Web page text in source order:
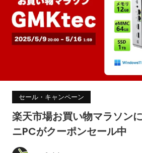
セール・キャンペーン
楽天市場お買い物マラソン
ニPCがクーポンセール中